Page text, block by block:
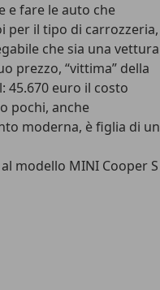
e fare le auto che
per il tipo di carrozzeria,
che sia una vettura
prezzo, “vittima” della
45.670 euro il costo
pochi, anche
moderna, è figlia di un
modello MINI Cooper S